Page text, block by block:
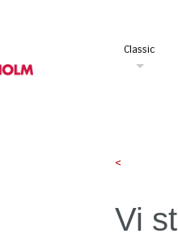
Classic
<
Vi